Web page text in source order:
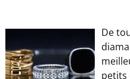
De
petits